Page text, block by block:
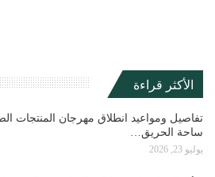
الأكثر قراءة
تفاصيل ومواعيد انطلاق مهرجان المنتجات
ساحة الحريق…
يوليو 23, 2026